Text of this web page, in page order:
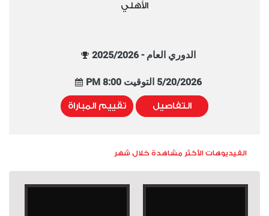
الأهلي
الدوري العام - 2025/2026
5/20/2026 التوقيت 8:00 PM
التفاصيل تقييم المباراة
الفيديوهات الأكثر مشاهدة خلال شهر